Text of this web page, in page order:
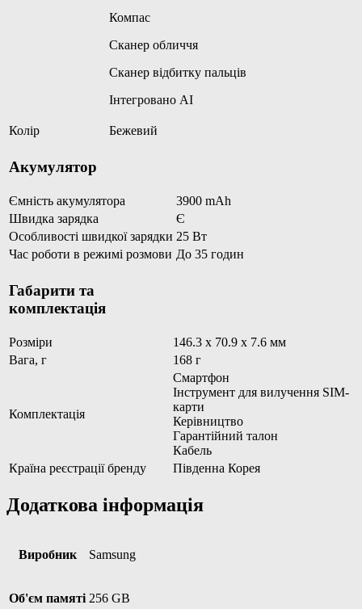
Компас
Сканер обличчя
Сканер відбитку пальців
Інтегровано AI
Колір Бежевий
Акумулятор
Ємність акумулятора
3900 mAh
Швидка зарядка
Є
Особливості швидкої зарядки 25 Вт
Час роботи в режимі розмови До 35 годин
Габарити та
комплектація
Розміри
146.3 x 70.9 x 7.6 мм
Вага, г
168 г
Комплектація
Смартфон
Інструмент для вилучення SIM-
карти
Керівництво
Гарантійний талон
Кабель
Країна реєстрації бренду
Південна Корея
Додаткова інформація
Виробник Samsung
Об'єм памяті 256 GB